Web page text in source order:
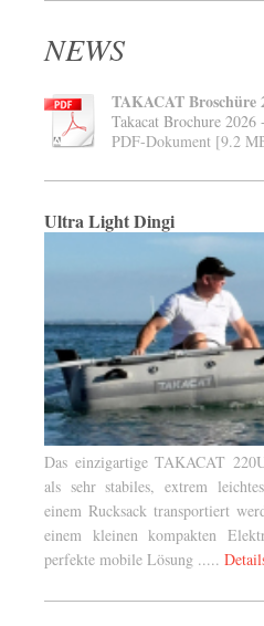
NEWS
TAKACAT Broschüre
Takacat Brochure
PDF-Dokument [9.2
Ultra Light Dingi
Das einzigartige TAKACAT
als sehr stabiles, extrem
einem Rucksack transportiert
einem kleinen kompakten
perfekte mobile Lösung .....